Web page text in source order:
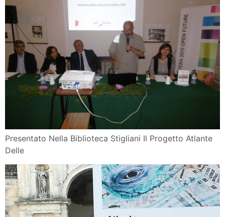
Presentato Nella Biblioteca Stigliani Il Progetto Atlante
Delle